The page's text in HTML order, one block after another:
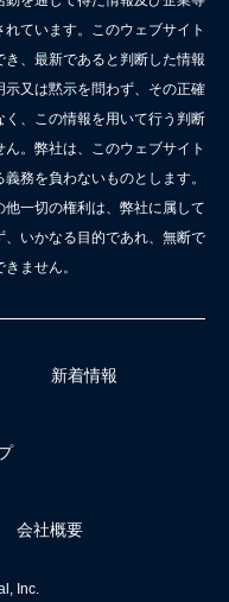
ています。このウェブサイト
、最新であると判断した情報
又は黙示を問わず、その正確
、この情報を用いて行う判断
。弊社は、このウェブサイト
務を負わないものとします。
一切の権利は、弊社に属して
いかなる目的であれ、無断で
ません。
新着情報
会社概要
Inc.